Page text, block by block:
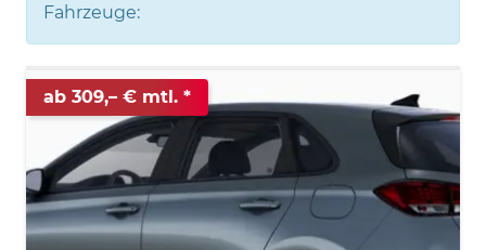
Fahrzeuge:
ab 309,– € mtl.